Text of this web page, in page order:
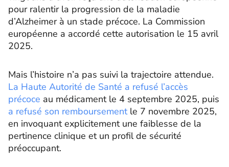
pour ralentir la progression de la maladie
d’Alzheimer à un stade précoce. La Commission
européenne a accordé cette autorisation le 15 avril
2025.
Mais l’histoire n’a pas suivi la trajectoire attendue.
La Haute Autorité de Santé a refusé l’accès
précoce au médicament le 4 septembre 2025, puis
a refusé son remboursementle 7 novembre 2025,
en invoquant explicitement une faiblesse de la
pertinence clinique et un profil de sécurité
préoccupant.